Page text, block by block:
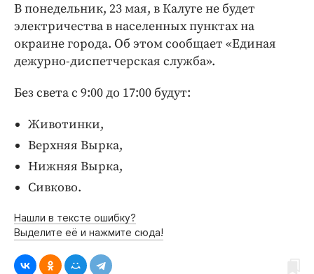
Спорт
Экономика и бизнес
ПРОЕКТЫ
Блоги
Работодатель года
В понедельник, 23 мая, в Калуге не будет
электричества в населенных пунктах на
окраине города. Об этом сообщает «Единая
дежурно-диспетчерская служба».
Без света с 9:00 до 17:00 будут:
Животинки,
Верхняя Вырка,
Нижняя Вырка,
Сивково.
Нашли в тексте ошибку?
Выделите её и нажмите сюда!